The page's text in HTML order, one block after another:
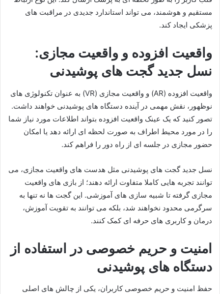
مستقیم و هوشمند، می تواند استاندارد جدیدی در مراقبت های
پزشکی ایجاد کند.
واقعیت افزوده و واقعیت مجازی:
نسل جدید گجت های پوشیدنی
واقعیت افزوده (AR) و واقعیت مجازی (VR) به عنوان تکنولوژی های
نوظهور، نقش مهمی در آینده دستگاه های پوشیدنی خواهند داشت.
تصور کنید که یک عینک واقعیت افزوده بتواند اطلاعات مورد نیاز شما
را در مورد محیط اطراف به صورت لحظه ای ارائه دهد یا امکان
حضور مجازی در جلسه ای از راه دور را فراهم کند.
نسل جدید گجت های پوشیدنی مثل هدست های واقعیت مجازی، می
توانند تجربه هایی کاملا متفاوت ارائه دهند؛ از بازی های واقعیت
مجازی گرفته تا شبیه سازی های آموزشی. این گجت ها نه تنها به
سرگرمی محدود نخواهند شد، بلکه می توانند به تقویت آموزش،
درمان و کاربری های حرفه ای کمک کنند.
امنیت و حریم خصوصی در استفاده از
دستگاه های پوشیدنی
حفظ امنیت و حریم خصوصی کاربران، یکی از چالش های اصلی